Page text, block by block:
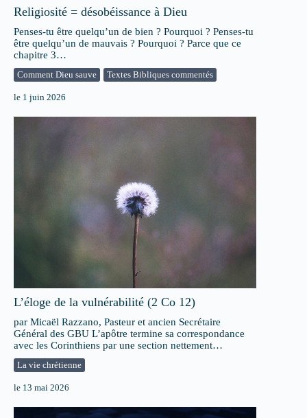
Religiosité = désobéissance à Dieu
Comment Dieu sauve Textes Bibliques commentés
Penses-tu être quelqu’un de bien ? Pourquoi ? Penses-tu
être quelqu’un de mauvais ? Pourquoi ? Parce que ce
chapitre 3…
le 1 juin 2026
L’éloge de la vulnérabilité (2 Co 12)
La vie chrétienne
par Micaël Razzano, Pasteur et ancien Secrétaire
Général des GBU L’apôtre termine sa correspondance
avec les Corinthiens par une section nettement…
le 13 mai 2026